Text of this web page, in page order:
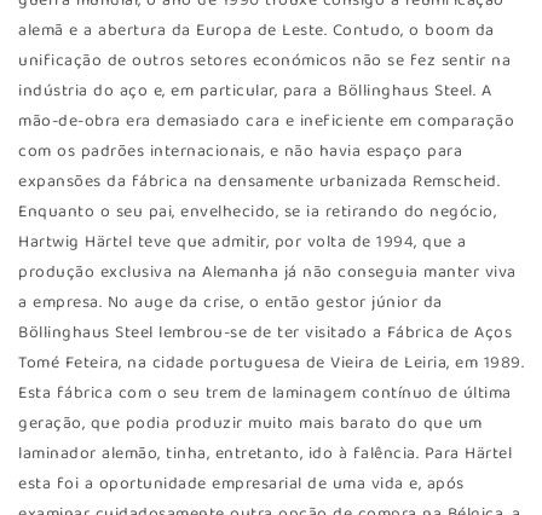
alemã e a abertura da Europa de Leste. Contudo, o boom da
unificação de outros setores económicos não se fez sentir na
indústria do aço e, em particular, para a Böllinghaus Steel. A
mão-de-obra era demasiado cara e ineficiente em comparação
com os padrões internacionais, e não havia espaço para
expansões da fábrica na densamente urbanizada Remscheid.
Enquanto o seu pai, envelhecido, se ia retirando do negócio,
Hartwig Härtel teve que admitir, por volta de 1994, que a
produção exclusiva na Alemanha já não conseguia manter viva
a empresa. No auge da crise, o então gestor júnior da
Böllinghaus Steel lembrou-se de ter visitado a Fábrica de Aços
Tomé Feteira, na cidade portuguesa de Vieira de Leiria, em 1989.
Esta fábrica com o seu trem de laminagem contínuo de última
geração, que podia produzir muito mais barato do que um
laminador alemão, tinha, entretanto, ido à falência. Para Härtel
esta foi a oportunidade empresarial de uma vida e, após